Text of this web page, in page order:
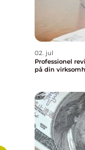
02. jul
Professionel
på din